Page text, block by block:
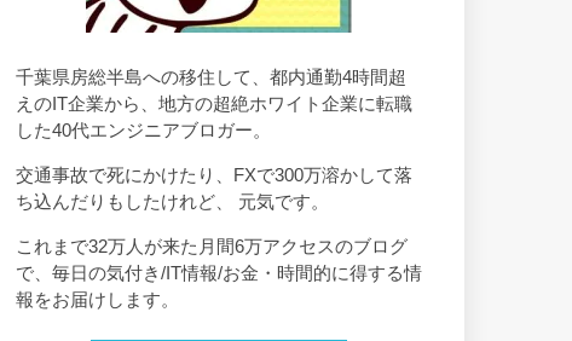
千葉県房総半島への移住して、都内通勤4時間超
えのIT企業から、地方の超絶ホワイト企業に転職
した40代エンジニアブロガー。
交通事故で死にかけたり、FXで300万溶かして落
ち込んだりもしたけれど、 元気です。
これまで32万人が来た月間6万アクセスのブログ
で、毎日の気付き/IT情報/お金・時間的に得する情
報をお届けします。